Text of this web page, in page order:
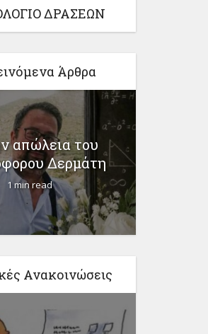
ΔΡΑΣΕΩΝ
Άρθρα
απώλεια του
Δερμάτη
1 min read
Ανακοινώσεις